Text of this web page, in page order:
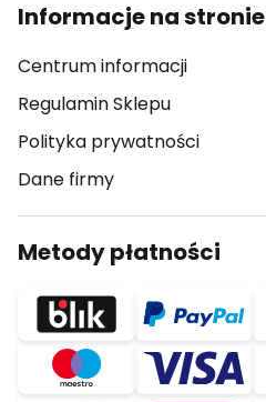
Informacje na stronie
Centrum informacji
Regulamin Sklepu
Polityka prywatności
Dane firmy
Metody płatności